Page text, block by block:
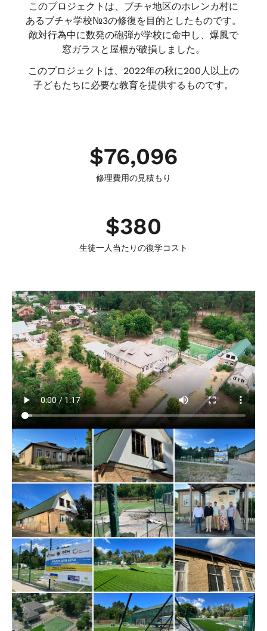
このプロジェクトは、ブチャ地区のホレンカ村に
あるブチャ学校№3の修復を目的としたものです。
敵対行為中に数発の砲弾が学校に命中し、爆風で
窓ガラスと屋根が破損しました。
このプロジェクトは、2022年の秋に200人以上の
子どもたちに必要な教育を提供するものです。
修理費用の見積もり
$76,096
生徒一人当たりの復学コスト
$380